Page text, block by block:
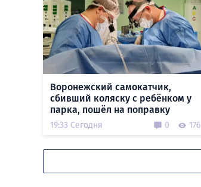
Воронежский самокатчик,
сбивший коляску с ребёнком у
парка, пошёл на поправку
19:33 Сегодня 0 176